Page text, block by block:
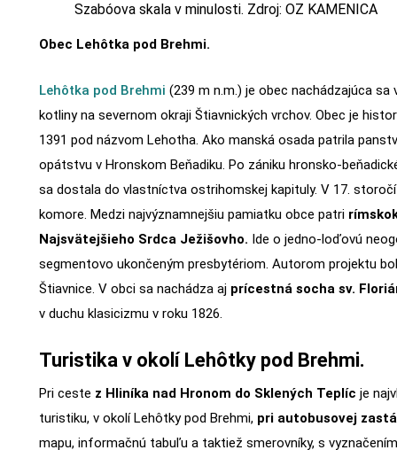
Szabóova skala v minulosti. Zdroj: OZ KAMENICA
Obec Lehôtka pod Brehmi.
Lehôtka pod Brehmi (239 m n.m.) je obec nachádzajúca
kotliny na severnom okraji Štiavnických vrchov. Obec je
1391 pod názvom Lehotha. Ako manská osada patrila
opátstvu v Hronskom Beňadiku. Po zániku hronsko-
sa dostala do vlastníctva ostrihomskej kapituly. V 17.
komore. Medzi najvýznamnejšiu pamiatku obce patri
Najsvätejšieho Srdca Ježišovho. Ide o jedno-loďovú
segmentovo ukončeným presbytériom. Autorom projektu
Štiavnice. V obci sa nachádza aj prícestná socha sv.
v duchu klasicizmu v roku 1826.
Turistika v okolí Lehôtky pod Brehmi.
Pri ceste z Hliníka nad Hronom do Sklených Teplíc je
turistiku, v okolí Lehôtky pod Brehmi, pri autobusovej
mapu, informačnú tabuľu a taktiež smerovníky, s